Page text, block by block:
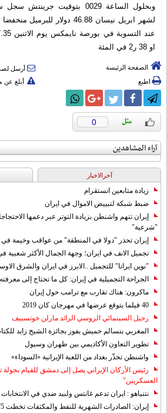
وبحلول الساعة 0029 بتوقيت
او 38 ر2 في المئة
الصفحة الرئيسة
أرسل
اطبع
أبلغ عن
0
آراء المشاهدين
آخرالاخبار
زيادة متابعين انستقرام
ضبط شبكة لتبييض الاموال في ايران
إيران تتهم واشنطن بزيادة التوتر عبر دعمها
"شرعية"
إيران تحذر "دولا في المنطقة" من عواقب وخيمة في
تجميل الانف في ايران؛ وجهة الجمال الأكثر شعبية
"نوين ايرانا" للتجميل ..الابرز في ايران والشرق
الجراحة التجميلية في إيران: كل ما تحتاج إلى معرفته
ماكرون: هناك تقارب مع ترامب حول إيران
40 فيلما يتوقع عرضها في مهرجان كان 2019
رحيل السينمائي الروسي الرائد مارلن خوتسييف
المغربي بنسالم حميش يفوز بجائزة الشيخ زايد
تطوير التعاون الأكاديمي بين طهران وسيول
واشنطن تحذّر بغداد من اللعبة الإيرانية «السوداء»
رئيس الأركان الإيراني يصل إلى دمشق للقيام بجولة
العسكريين"
نتنياهو : ايران تدعم غانتس ولبيد ضدي في الانتخابات
إيران: الصادرات الشهریة للنفط والمكثفات تخطت 2.75 مليون برميل يوميا